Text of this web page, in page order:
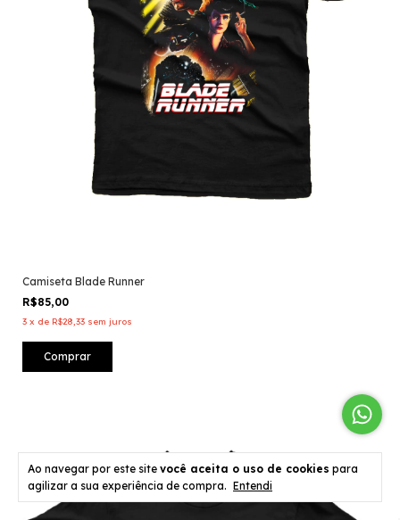
Ao navegar por este site você aceita o uso de cookies para
agilizar a sua experiência de compra. Entendi
Camiseta Blade Runner
R$85,00
3 x de R$28,33 sem juros
Comprar